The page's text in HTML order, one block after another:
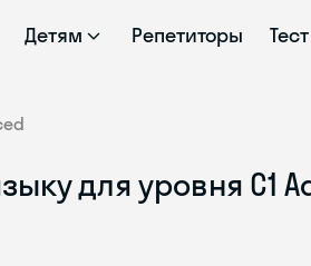
Детям Репетиторы
для уровня C1